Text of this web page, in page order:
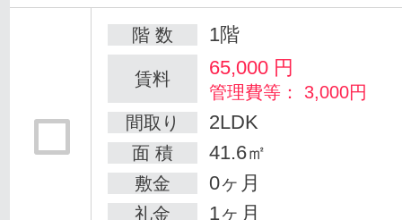
階 数 1階
賃料 65,000 円
管理費等： 3,000円
間取り
2LDK
面 積 41.6㎡
敷金 0ヶ月
礼金 1ヶ月